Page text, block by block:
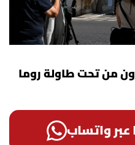
من تحت طاولة روما
عبر واتساب